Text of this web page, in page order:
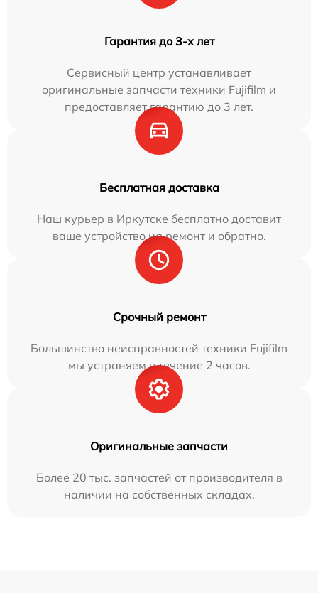
Гарантия до 3-х лет
Сервисный центр устанавливает
оригинальные запчасти техники Fujifilm и
предоставляет гарантию до 3 лет.
Бесплатная доставка
Наш курьер в Иркутске бесплатно доставит
ваше устройство на ремонт и обратно.
Срочный ремонт
Большинство неисправностей техники Fujifilm
мы устраняем в течение 2 часов.
Оригинальные запчасти
Более 20 тыс. запчастей от производителя в
наличии на собственных складах.